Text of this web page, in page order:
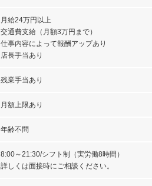
月給24万円以上
交通費支給（月額3万円まで）
仕事内容によって報酬アップあり
店長手当あり
残業手当あり
月額上限あり
年齢不問
8:00～21:30/シフト制（実労働8時間）
詳しくは面接時にご相談ください。